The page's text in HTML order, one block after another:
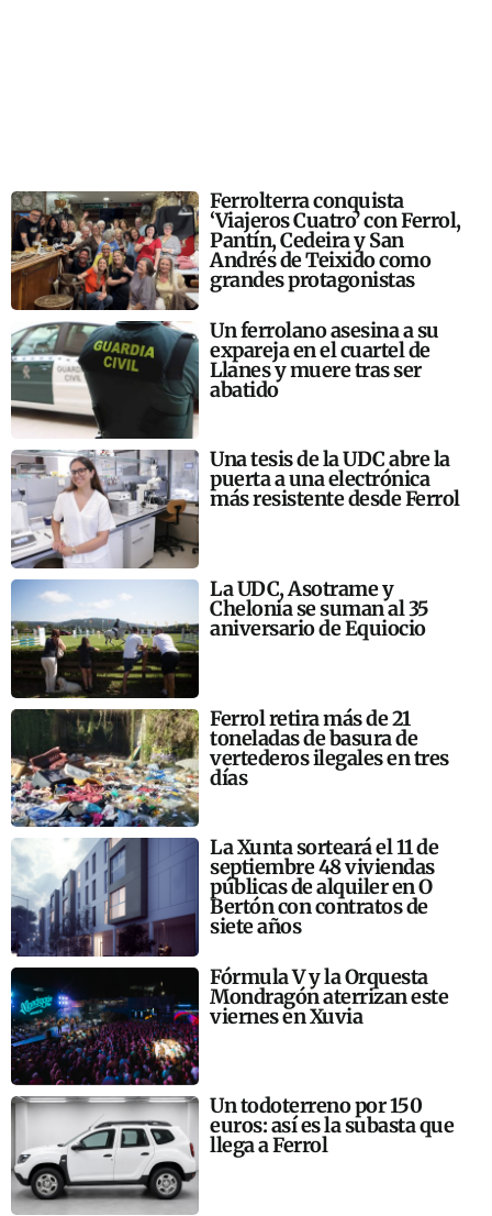
Ferrolterra conquista
‘Viajeros Cuatro’ con Ferrol,
Pantín, Cedeira y San
Andrés de Teixido como
grandes protagonistas
Un ferrolano asesina a su
expareja en el cuartel de
Llanes y muere tras ser
abatido
Una tesis de la UDC abre la
puerta a una electrónica
más resistente desde Ferrol
La UDC, Asotrame y
Chelonia se suman al 35
aniversario de Equiocio
Ferrol retira más de 21
toneladas de basura de
vertederos ilegales en tres
días
La Xunta sorteará el 11 de
septiembre 48 viviendas
públicas de alquiler en O
Bertón con contratos de
siete años
Fórmula V y la Orquesta
Mondragón aterrizan este
viernes en Xuvia
Un todoterreno por 150
euros: así es la subasta que
llega a Ferrol